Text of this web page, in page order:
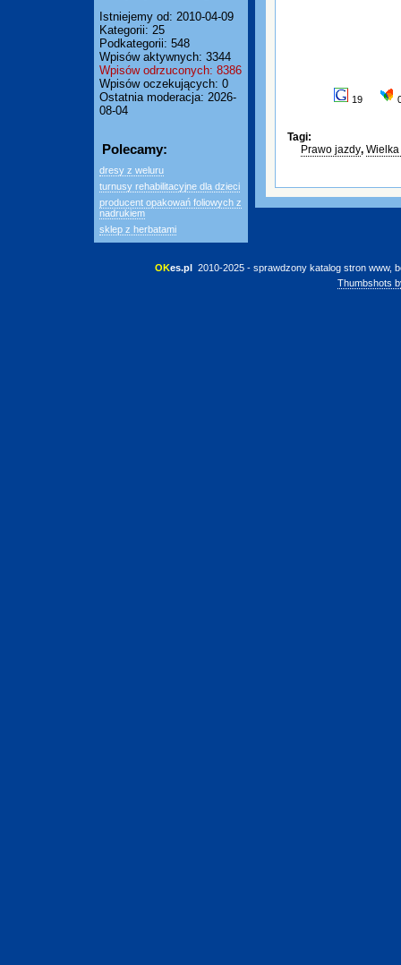
Istniejemy od: 2010-04-09
Kategorii: 25
Podkategorii: 548
Wpisów aktywnych: 3344
Wpisów odrzuconych: 8386
Wpisów oczekujących: 0
Ostatnia moderacja: 2026-
08-04
Polecamy:
dresy z weluru
turnusy rehabilitacyjne dla dzieci
producent opakowań foliowych z
nadrukiem
sklep z herbatami
19
Tagi:
Prawo jazdy,
OKes.pl 2010-2025 - sprawdzony katalog stron www,
Thumbshots